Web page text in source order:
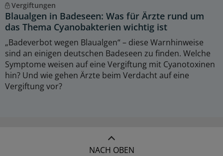
Vergiftungen
Blaualgen in Badeseen: Was für Ärzte rund um
das Thema Cyanobakterien wichtig ist
„Badeverbot wegen Blaualgen“ – diese Warnhinweise
sind an einigen deutschen Badeseen zu finden. Welche
Symptome weisen auf eine Vergiftung mit Cyanotoxinen
hin? Und wie gehen Ärzte beim Verdacht auf eine
Vergiftung vor?
NACH OBEN